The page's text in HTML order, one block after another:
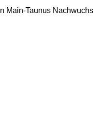
Main-Taunus Nachwuchs